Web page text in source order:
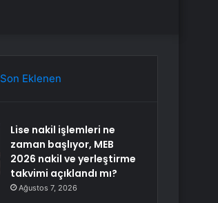
Son Eklenen
Lise nakil işlemleri ne
zaman başlıyor, MEB
2026 nakil ve yerleştirme
takvimi açıklandı mı?
Ağustos 7, 2026